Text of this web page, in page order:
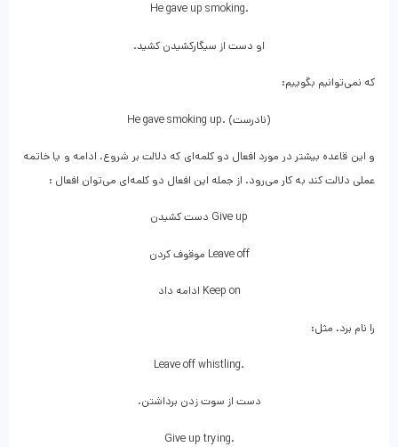
He gave up smoking.
او دست از سیگار‌کشیدن کشید.
که نمی‌توانیم بگوییم:
He gave smoking up. (نادرست)
و این قاعده بیشتر در مورد افعال دو کلمه‌ای که دلالت بر شروع، ادامه و یا خاتمه
عملی دلالت کند به کار می‌رود. از جمله این افعال دو کلمه‌ای می‌توان افعال :
Give up دست کشیدن
Leave off موقوف کردن
Keep on ادامه داد
را نام برد. مثل:
Leave off whistling.
دست از سوت زدن برداشتن.
Give up trying.